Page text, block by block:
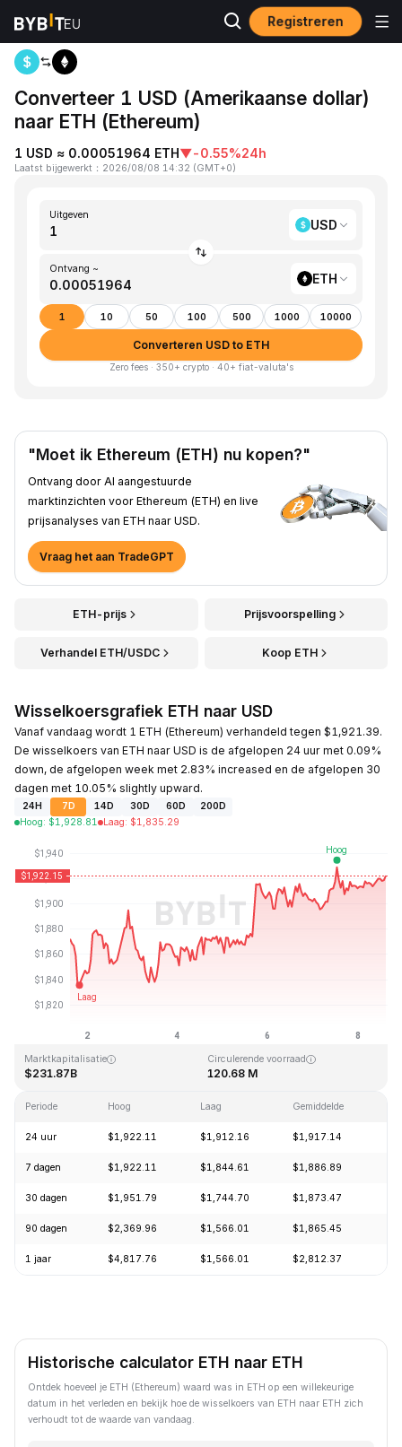
Registreren
Startpagina
Converteer 1 USD (Amerikaanse dollar)
naar ETH (Ethereum)
1 USD ≈ 0.00051964 ETH▼-0.55%24h
Laatst bijgewerkt ： 2026/08/08 14:32 (GMT+0)
Uitgeven
USD
Ontvang ~
ETH
1 10 50 100 500 1000 10000
Converteren USD to ETH
Zero fees · 350+ crypto · 40+ fiat-valuta's
"Moet ik Ethereum (ETH) nu kopen?"
Ontvang door AI aangestuurde
marktinzichten voor Ethereum (ETH) en live
prijsanalyses van ETH naar USD.
Vraag het aan TradeGPT
ETH-prijs Prijsvoorspelling
Verhandel ETH/USDC Koop ETH
Wisselkoersgrafiek ETH naar USD
Vanaf vandaag wordt 1 ETH (Ethereum) verhandeld tegen $1,921.39.
De wisselkoers van ETH naar USD is de afgelopen 24 uur met 0.09%
down, de afgelopen week met 2.83% increased en de afgelopen 30
dagen met 10.05% slightly upward.
24H 7D 14D 30D 60D
200D
Hoog: $1,928.81 Laag: $1,835.29
Laatst bijgewerkt: 2026-08-08, 14:32 GMT+0
$0.432979
Marktkapitalisatie
$231.87B
Circulerende voorraad
120.68 M
Periode Hoog Laag Gemiddelde
24 uur $1,922.11 $1,912.16 $1,917.14
7 dagen $1,922.11 $1,844.61 $1,886.89
30 dagen $1,951.79 $1,744.70 $1,873.47
90 dagen $2,369.96 $1,566.01 $1,865.45
1 jaar $4,817.76 $1,566.01 $2,812.37
Historische calculator ETH naar ETH
Ontdek hoeveel je ETH (Ethereum) waard was in ETH op een willekeurige
datum in het verleden en bekijk hoe de wisselkoers van ETH naar ETH zich
verhoudt tot de waarde van vandaag.